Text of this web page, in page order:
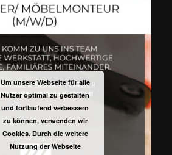
Um unsere Webseite für alle
Nutzer optimal zu gestalten
und fortlaufend verbessern
zu können, verwenden wir
Cookies. Durch die weitere
Nutzung der Webseite